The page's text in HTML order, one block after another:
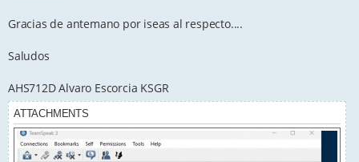
Gracias de antemano por iseas al respecto....
Saludos
AHS712D Alvaro Escorcia KSGR
ATTACHMENTS